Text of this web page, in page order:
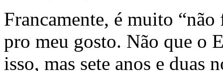
Francamente, é muito
pro meu gosto. Não que o
isso, mas sete anos e duas